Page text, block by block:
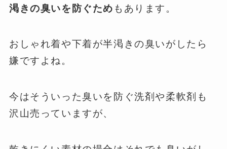
渇きの臭いを防ぐため もあります。
おしゃれ着や下着が半渇きの臭いがしたら
嫌ですよね。
今はそういった臭いを防ぐ洗剤や柔軟剤も
沢山売っていますが、